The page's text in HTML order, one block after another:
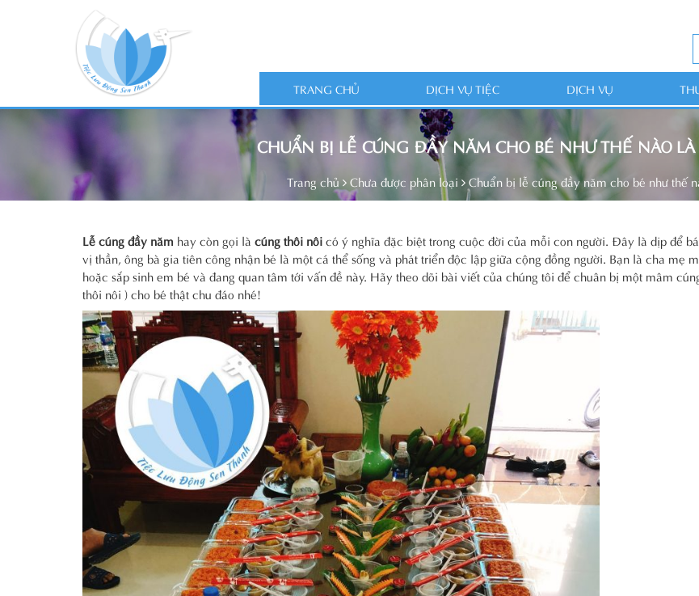
TRANG CHỦ DỊCH VỤ TIỆC DỊCH VỤ
CHUẨN BỊ LỄ CÚNG ĐẦY NĂM CHO BÉ NHƯ THẾ NÀO
Trang chủ Chưa được phân loại Chuẩn bị lễ cúng đầy năm cho bé như thế
Lễ cúng đầy năm hay còn gọi là cúng thôi nôicó ý nghĩa đặc biệt trong cuộc đời của mỗi con người. Đây là dịp để
vị thần, ông bà gia tiên công nhận bé là một cá thể sống và phát triển độc lập giữa cộng đồng người. Bạn là cha mẹ
hoặc sắp sinh em bé và đang quan tâm tới vấn đề này. Hãy theo dõi bài viết của chúng tôi để chuân bị một mâm
thôi nôi ) cho bé thật chu đáo nhé!